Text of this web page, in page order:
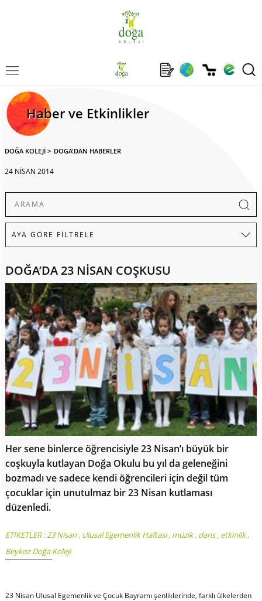
Haber ve Etkinlikler
DOĞA KOLEJİ > DOGA'DAN HABERLER
24 NİSAN 2014
DOĞA’DA 23 NİSAN COŞKUSU
Her sene binlerce öğrencisiyle 23 Nisan’ı büyük bir
coşkuyla kutlayan Doğa Okulu bu yıl da geleneğini
bozmadı ve sadece kendi öğrencileri için değil tüm
çocuklar için unutulmaz bir 23 Nisan kutlaması
düzenledi.
ETİKETLER :23 Nisan, Ulusal Egemenlik Haftası, müzik, dans, etkinlik,
Beykoz Doğa Koleji
23 Nisan Ulusal Egemenlik ve Çocuk Bayramı şenliklerinde, farklı ülkelerden